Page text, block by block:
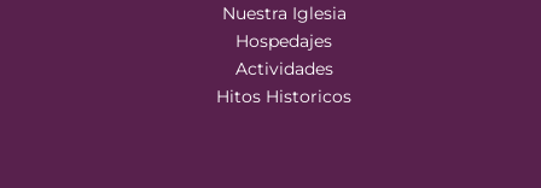
Nuestra Iglesia
Hospedajes
Actividades
Hitos Historicos